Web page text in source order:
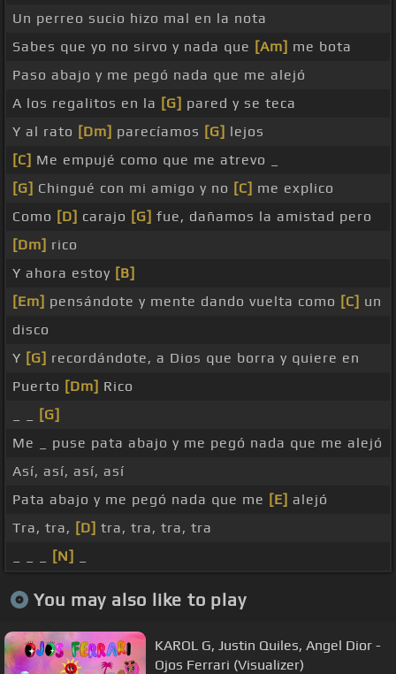
Un perreo sucio hizo mal en la nota
Sabes que yo no sirvo y nada que [Am] me bota
Paso abajo y me pegó nada que me alejó
A los regalitos en la [G] pared y se teca
Y al rato [Dm] parecíamos [G] lejos
[C] Me empujé como que me atrevo _
[G] Chingué con mi amigo y no [C] me explico
Como [D] carajo [G] fue, dañamos la amistad pero
[Dm] rico
Y ahora estoy [B]
[Em] pensándote y mente dando vuelta como [C] un
disco
Y [G] recordándote, a Dios que borra y quiere en
Puerto [Dm] Rico
[G]
Me _ puse pata abajo y me pegó nada que me alejó
Así, así, así, así
Pata abajo y me pegó nada que me [E] alejó
Tra, tra, [D] tra, tra, tra, tra
[N]
You may also like to play
KAROL G, Justin Quiles, Angel Dior -
Ojos Ferrari (Visualizer)